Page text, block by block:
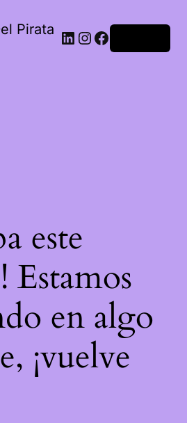
Pirata
este
Estamos
en algo
¡vuelve